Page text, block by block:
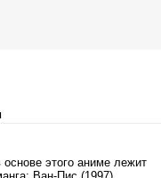
основе этого аниме лежит